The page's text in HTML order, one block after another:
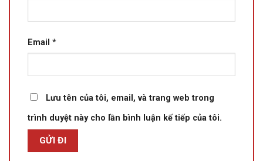
Email *
Lưu tên của tôi, email, và trang web trong
trình duyệt này cho lần bình luận kế tiếp của tôi.